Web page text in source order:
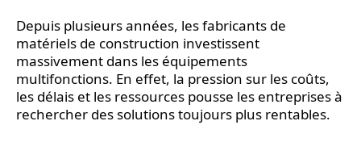
Depuis plusieurs années, les fabricants de
matériels de construction investissent
massivement dans les équipements
multifonctions. En effet, la pression sur les coûts,
les délais et les ressources pousse les entreprises à
rechercher des solutions toujours plus rentables.